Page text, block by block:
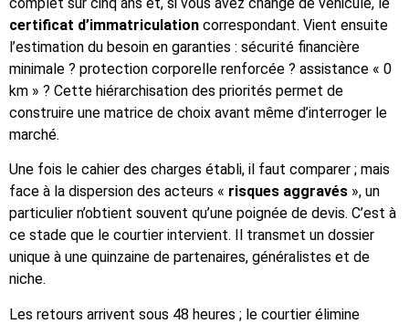
certificat d’immatriculation correspondant. Vient ensuite
l’estimation du besoin en garanties : sécurité financière
minimale ? protection corporelle renforcée ? assistance « 0
km » ? Cette hiérarchisation des priorités permet de
construire une matrice de choix avant même d’interroger le
marché.
Une fois le cahier des charges établi, il faut comparer ; mais
face à la dispersion des acteurs « risques aggravés », un
particulier n’obtient souvent qu’une poignée de devis. C’est à
ce stade que le courtier intervient. Il transmet un dossier
unique à une quinzaine de partenaires, généralistes et de
niche.
Les retours arrivent sous 48 heures ; le courtier élimine